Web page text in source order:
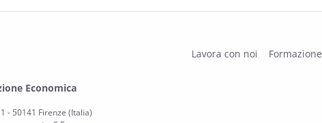
Economica
- 50141 Firenze (Italia)
Lavora con noi Formazione